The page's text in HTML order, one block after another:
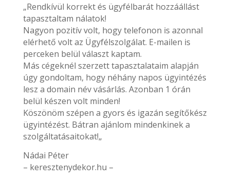
„Rendkívül korrekt és ügyfélbarát hozzáállást
tapasztaltam nálatok!
Nagyon pozitív volt, hogy telefonon is azonnal
elérhető volt az Ügyfélszolgálat. E-mailen is
perceken belül választ kaptam.
Más cégeknél szerzett tapasztalataim alapján
úgy gondoltam, hogy néhány napos ügyintézés
lesz a domain név vásárlás. Azonban 1 órán
belül készen volt minden!
Köszönöm szépen a gyors és igazán segítőkész
ügyintézést. Bátran ajánlom mindenkinek a
szolgáltatásaitokat!„
Nádai Péter
– keresztenydekor.hu –